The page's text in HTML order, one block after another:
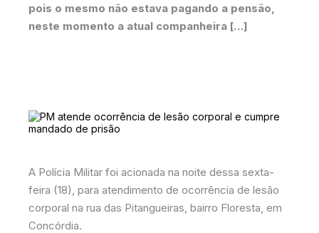
pois o mesmo não estava pagando a pensão,
neste momento a atual companheira […]
A Polícia Militar foi acionada na noite dessa sexta-
feira (18), para atendimento de ocorrência de lesão
corporal na rua das Pitangueiras, bairro Floresta, em
Concórdia.